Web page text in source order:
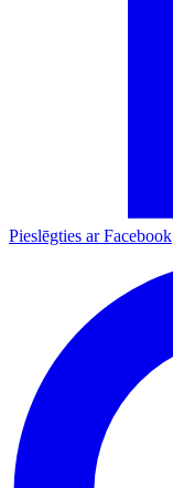
Pieslēgties ar Facebook